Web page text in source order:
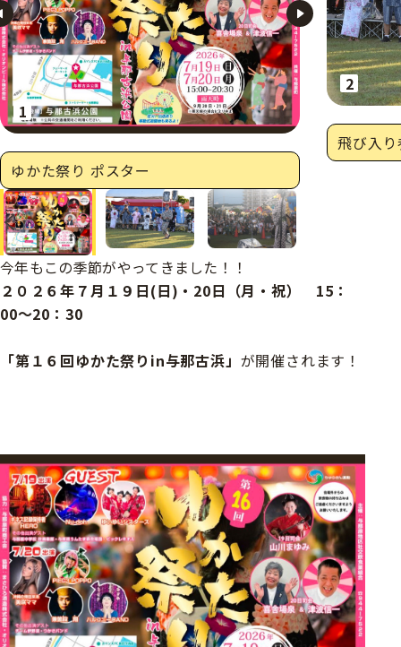
ゆかた祭り ポスター
飛び入
次の画像へ
次のサムネイル
今年もこの季節がやってきました！！
２０２６年７月１９日(日)・20日（月・祝） 15：
00～20：30
「第１６回ゆかた祭りin与那古浜」 が開催されます！